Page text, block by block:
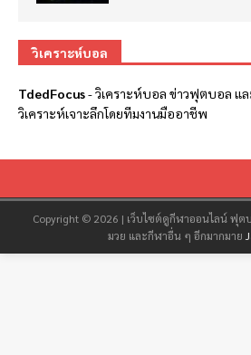
วิเคราะห์บอล
TdedFocus-วิเคราะห์บอล ข่าวฟุตบอล แ
วิเคราะห์เจาะลึกโดยทีมงานมืออาชีพ
Copyright © 2026 | เว็บไซต์ดูกีฬาออนไลน์ ฟุ
มวย และกีฬาอื่น ๆ อีกมากมาย